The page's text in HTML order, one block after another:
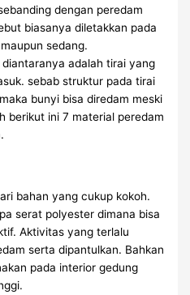
dengan peredam
biasanya diletakkan pada
sedang.
adalah tirai yang
sebab struktur pada tirai
bunyi bisa diredam meski
berikut ini 7 material peredam
bahan yang cukup kokoh.
serat polyester dimana bisa
Aktivitas yang terlalu
serta dipantulkan. Bahkan
pada interior gedung